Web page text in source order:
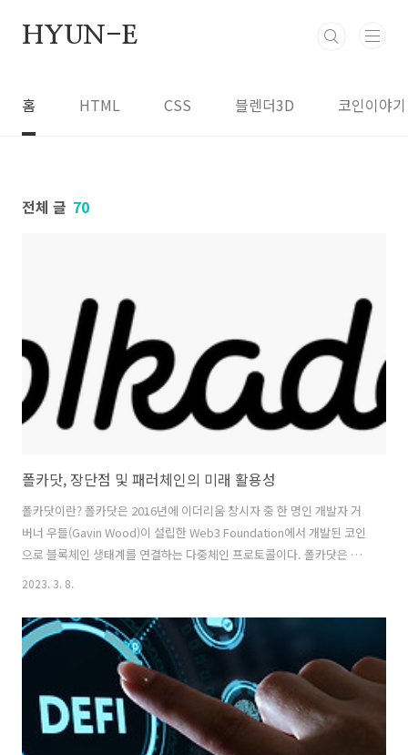
HYUN-E
홈 HTML CSS 블렌더3D 코인이야기
전체 글 70
폴카닷, 장단점 및 패러체인의 미래 활용성
폴카닷이란? 폴카닷은 2016년에 이더리움 창시자 중 한 명인 개발자 거
버너 우들(Gavin Wood)이 설립한 Web3 Foundation에서 개발된 코인
으로 블록체인 생태계를 연결하는 다중체인 프로토콜이다. 폴카닷은 이
더리움과 같은 블록체인 기술에서 겪는 확장성과 상호 연동성의 문제를
트였다. 2017년 10월 폴카닷의 초기 버전이 발표되었으며, 이후 2018년
5월에는 폴카닷의 시스템 설계 및 백서가 발표되었다. 2019년 5월에는
폴카닷의 첫 번째 테스트넷인 Kusama가 론칭되었다. 이후 2020년 8월,
폴카닷의 본격적인 메인넷 론칭이 이루어졌다. 폴카닷은 초기부터 다중
체인 구조와 패러체인 기술을 중심으로 개발되었다. 폴카닷은 ..
2023. 3. 8.